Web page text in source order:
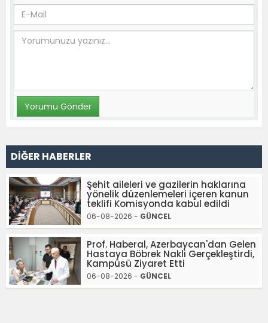
DİĞER HABERLER
Şehit aileleri ve gazilerin haklarına
yönelik düzenlemeleri içeren kanun
teklifi Komisyonda kabul edildi
06-08-2026 - GÜNCEL
Prof. Haberal, Azerbaycan'dan Gelen
Hastaya Böbrek Nakli Gerçekleştirdi,
Kampüsü Ziyaret Etti
06-08-2026 - GÜNCEL